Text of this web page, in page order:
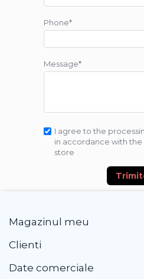
Phone*
Message*
I agree to the
in accordance with the
store
Magazinul meu
Clienti
Date comerciale